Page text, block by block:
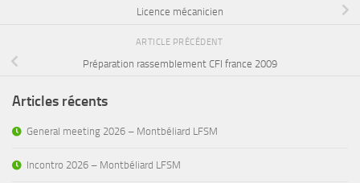
Licence mécanicien
ARTICLE PRÉCÉDENT
Préparation rassemblement CFI france 2009
Articles récents
General meeting 2026 – Montbéliard LFSM
Incontro 2026 – Montbéliard LFSM